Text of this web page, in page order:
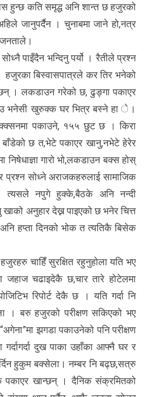
हुन्छ कति समृद्ध अनि शान्त छ हजुरको
जानुपर्दैन । चुनाबमा जाने हो,नत्र
जनताले।
पाइँदैन भन्दिनु पर्यो । रैतीले प्रश्न
हजुरका बिस्वासपात्रले कर तिर भनेको
। लकडाउन गरेको छ, ढुङ्गा पकाएर
भनेसी खुरुक्क घर भित्र बस्ने हा े।
पकाउने, १५५ छुट छ । किरा
बाँडेको छ त,भेटे पकाएर खानु,नभेटे हेरेर
निषेधाज्ञा गारो भो,लकडाउन बक्स होस्
प्रश्न सोध्ने अराजकहरुलाई सामाजिक
त्यसले नपुगे हुक्के,बैठके अनि नन्दी
खाको अनुहार देख्न पाइएको छ भनेर चित्त
हप्ता दिनको भोक त त्यतिकै बिसेक
चाहिँ सुरक्षित रहुनुहोला यति भए
चढाइदेकै छ,चार तारे होटेलमा
रिपोर्ट देकै छ । यति गर्दा नि
। बरु हजुरको परीक्षण सकिएको भए
झगडा पकाउनेको पनि परीक्षण
दुख पाका उहाँका आफ्नै घर र
हुकुम बक्सेला। नम्बर नि बढ्छ,सत्रु
पकाएर खान्छन् । दैनिक संक्रमितको